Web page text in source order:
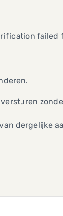
failed
dergelijke